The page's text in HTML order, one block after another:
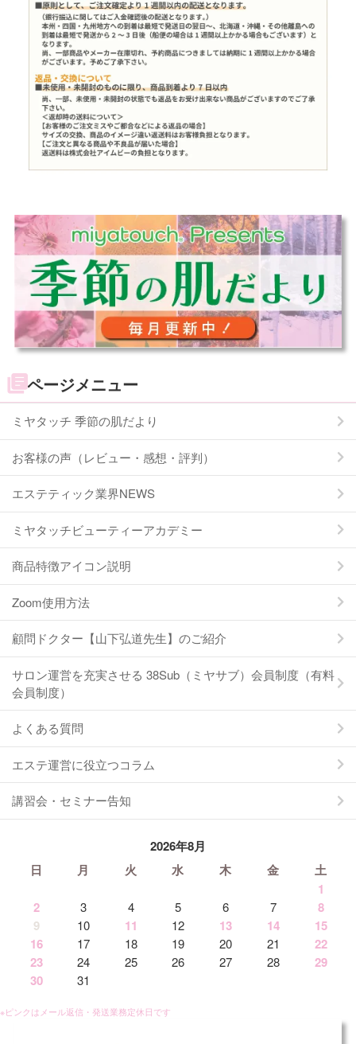
ページメニュー
ミヤタッチ 季節の肌だより
お客様の声（レビュー・感想・評判）
エステティック業界NEWS
ミヤタッチビューティーアカデミー
商品特徴アイコン説明
Zoom使用方法
顧問ドクター【山下弘道先生】のご紹介
サロン運営を充実させる 38Sub（ミヤサブ）会員制度（有料
会員制度）
よくある質問
エステ運営に役立つコラム
講習会・セミナー告知
2026年8月
日
月 火 水 木 金
土
1
2
3 4 5 6 7
8
9
10 11 12 13 14
15
16
17 18 19 20 21
22
23
24 25 26 27 28
29
30
31